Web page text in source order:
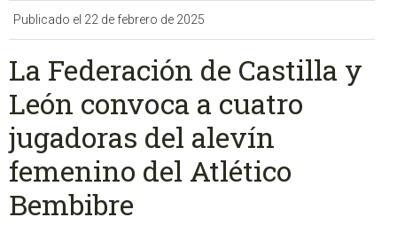
Publicado el 22 de febrero de 2025
La Federación de Castilla y
León convoca a cuatro
jugadoras del alevín
femenino del Atlético
Bembibre